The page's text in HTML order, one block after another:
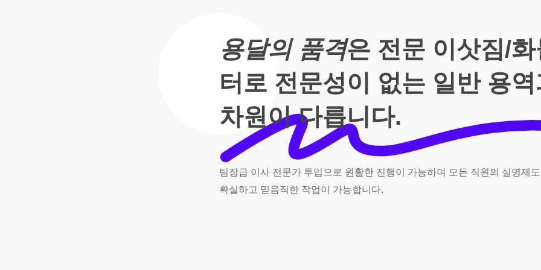
용달의 품격은 전문 이삿짐/화
터로 전문성이 없는 일반 용
차원이 다릅니다.
팀장급 이사 전문가 투입으로 원활한 진행이 가능하며 모든 직원의 실명제
확실하고 믿음직한 작업이 가능합니다.